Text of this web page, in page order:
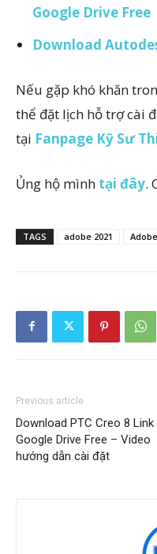
Google Drive Free
Download
Nếu gặp khó khăn
thể đặt lịch hỗ trợ cài
tại Fanpage Kỹ Sư
Ủng hộ mình tại đây.
TAGS adobe 2021 Adobe
Previous article
Download PTC Creo 8 Link
Google Drive Free – Video
hướng dẫn cài đặt